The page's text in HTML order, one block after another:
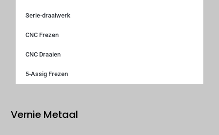
Serie-draaiwerk
CNC Frezen
CNC Draaien
5-Assig Frezen
Vernie Metaal